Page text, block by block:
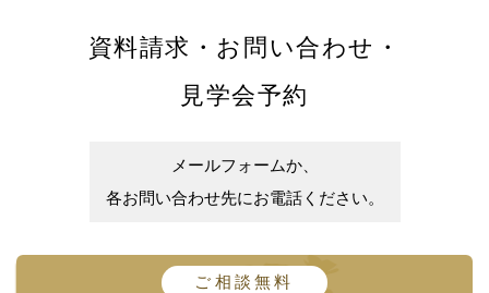
資料請求・お問い合わせ・
見学会予約
メールフォームか、
各お問い合わせ先にお電話ください。
ご相談無料